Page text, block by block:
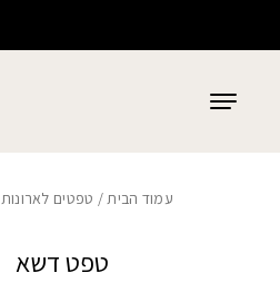
עמוד הבית/ טפטים לארונות
טפט דשא